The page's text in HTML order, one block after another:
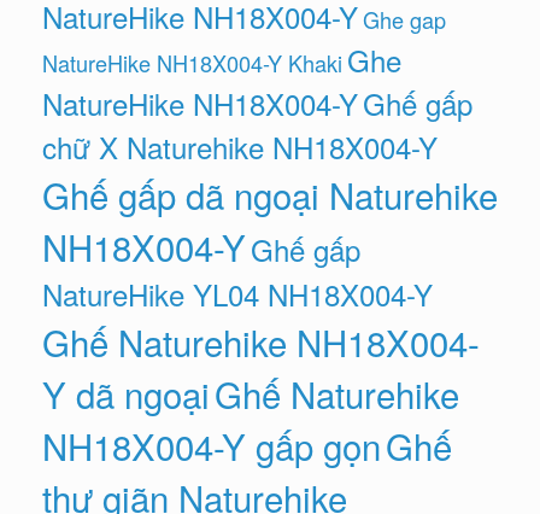
NatureHike NH18X004-YGhe gap
NatureHike NH18X004-Y Khaki Ghe
NatureHike NH18X004-YGhế gấp
chữ X Naturehike NH18X004-Y
Ghế gấp dã ngoại Naturehike
NH18X004-YGhế gấp
NatureHike YL04 NH18X004-Y
Ghế Naturehike NH18X004-
Y dã ngoạiGhế Naturehike
NH18X004-Y gấp gọnGhế
thư giãn Naturehike